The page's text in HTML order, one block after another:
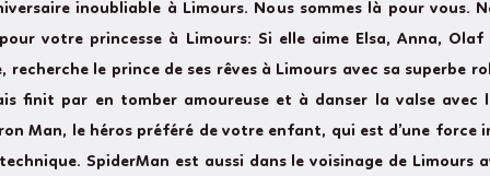
inoubliable à Limours. Nous sommes là pour vous.
votre princesse à Limours: Si elle aime Elsa, Anna,
le prince de ses rêves à Limours avec sa superbe
finit par en tomber amoureuse et à danser la valse avec
Man, le héros préféré de votre enfant, qui est d’une
SpiderMan est aussi dans le voisinage de Limours